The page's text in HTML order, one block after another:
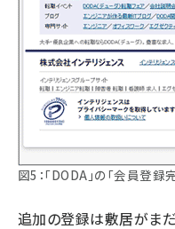
図5：「DODA」の「会員登録
追加の登録は敷居がまだ